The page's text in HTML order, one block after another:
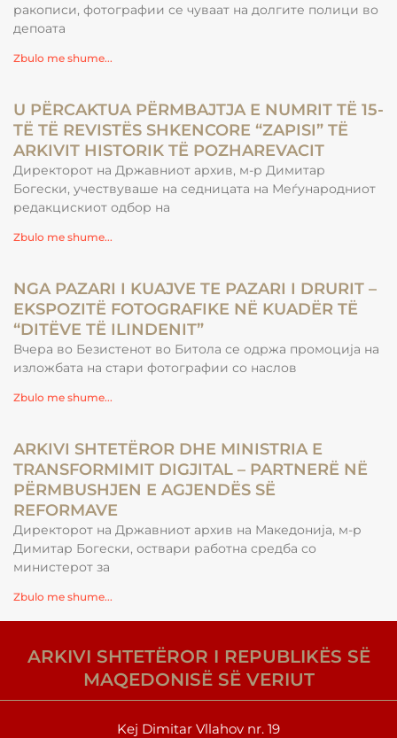
ракописи, фотографии се чуваат на долгите полици во
депоата
Zbulo me shume...
U PËRCAKTUA PËRMBAJTJA E NUMRIT TË 15-
TË TË REVISTËS SHKENCORE “ZAPISI” TË
ARKIVIT HISTORIK TË POZHAREVACIT
Директорот на Државниот архив, м-р Димитар
Богески, учествуваше на седницата на Меѓународниот
редакцискиот одбор на
Zbulo me shume...
NGA PAZARI I KUAJVE TE PAZARI I DRURIT –
EKSPOZITË FOTOGRAFIKE NË KUADËR TË
“DITËVE TË ILINDENIT”
Вчера во Безистенот во Битола се одржа промоција на
изложбата на стари фотографии со наслов
Zbulo me shume...
ARKIVI SHTETËROR DHE MINISTRIA E
TRANSFORMIMIT DIGJITAL – PARTNERË NË
PËRMBUSHJEN E AGJENDËS SË
REFORMAVE
Директорот на Државниот архив на Македонија, м-р
Димитар Богески, оствари работна средба со
министерот за
Zbulo me shume...
ARKIVI SHTETËROR I REPUBLIKËS SË
MAQEDONISË SË VERIUT
Kej Dimitar Vllahov nr. 19